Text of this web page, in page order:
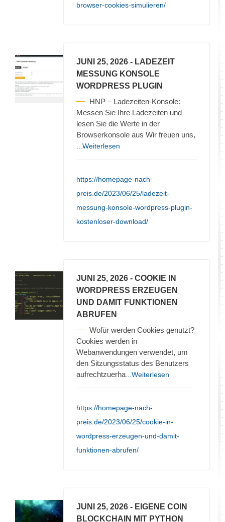
browser-cookies-simulieren/
JUNI 25, 2026 - LADEZEIT
MESSUNG KONSOLE
WORDPRESS PLUGIN
HNP – Ladezeiten-Konsole:
Messen Sie Ihre Ladezeiten und
lesen Sie die Werte in der
Browserkonsole aus Wir freuen uns,
...Weiterlesen
https://homepage-nach-
preis.de/2023/06/25/ladezeit-
messung-konsole-wordpress-plugin-
kostenloser-download/
JUNI 25, 2026 - COOKIE IN
WORDPRESS ERZEUGEN
UND DAMIT FUNKTIONEN
ABRUFEN
Wofür werden Cookies genutzt?
Cookies werden in
Webanwendungen verwendet, um
den Sitzungsstatus des Benutzers
aufrechtzuerha ...Weiterlesen
https://homepage-nach-
preis.de/2023/06/25/cookie-in-
wordpress-erzeugen-und-damit-
funktionen-abrufen/
JUNI 25, 2026 - EIGENE COIN
BLOCKCHAIN MIT PYTHON